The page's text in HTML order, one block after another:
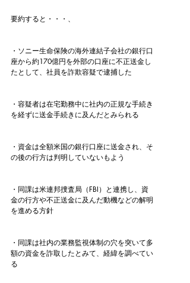
要約すると・・・、
・ソニー生命保険の海外連結子会社の銀行口
座から約170億円を外部の口座に不正送金し
たとして、社員を詐欺容疑で逮捕した
・容疑者は在宅勤務中に社内の正規な手続き
を経ずに送金手続きに及んだとみられる
・資金は全額米国の銀行口座に送金され、そ
の後の行方は判明していないもよう
・同課は米連邦捜査局（FBI）と連携し、資
金の行方や不正送金に及んだ動機などの解明
を進める方針
・同課は社内の業務監視体制の穴を突いて多
額の資金を詐取したとみて、経緯を調べてい
る